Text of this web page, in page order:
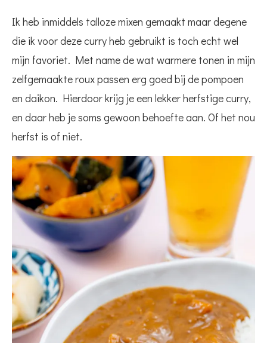
Ik heb inmiddels talloze mixen gemaakt maar degene
die ik voor deze curry heb gebruikt is toch echt wel
mijn favoriet. Met name de wat warmere tonen in mijn
zelfgemaakte roux passen erg goed bij de pompoen
en daikon. Hierdoor krijg je een lekker herfstige curry,
en daar heb je soms gewoon behoefte aan. Of het nou
herfst is of niet.